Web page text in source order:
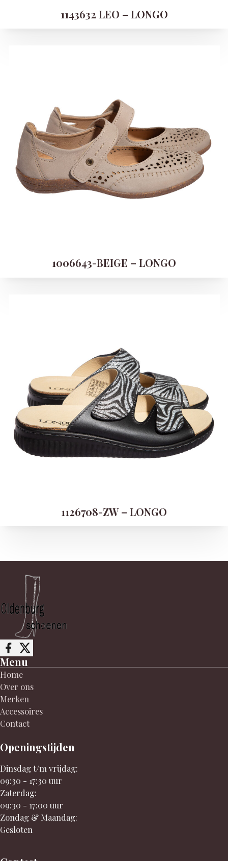
1143632 LEO – LONGO
1006643-BEIGE – LONGO
1126708-ZW – LONGO
Follow me on Facebook
Follow me on X
Menu
Home
Over ons
Merken
Accessoires
Contact
Openingstijden
Dinsdag t/m vrijdag:
09:30 - 17:30 uur
Zaterdag:
09:30 - 17:00 uur
Zondag & Maandag:
Gesloten